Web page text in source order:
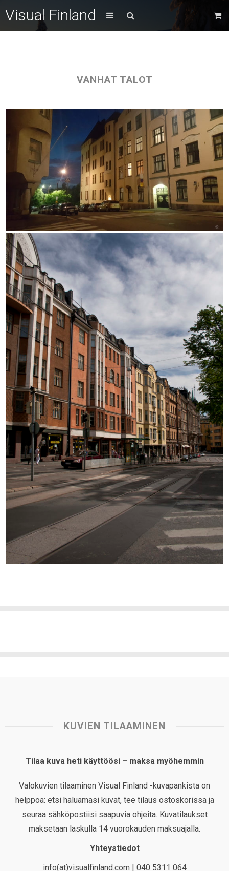
Visual Finland
VANHAT TALOT
KUVIEN TILAAMINEN
Tilaa kuva heti käyttöösi – maksa myöhemmin
Valokuvien tilaaminen Visual Finland -kuvapankista on
helppoa: etsi haluamasi kuvat, tee tilaus ostoskorissa ja
seuraa sähköpostiisi saapuvia ohjeita. Kuvatilaukset
maksetaan laskulla 14 vuorokauden maksuajalla.
Yhteystiedot
info(at)visualfinland.com | 040 5311 064